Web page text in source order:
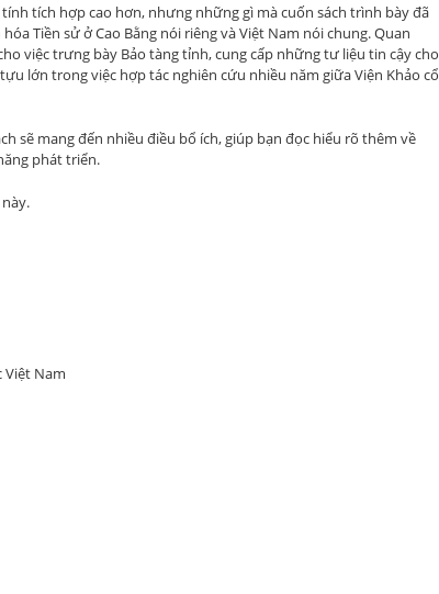
tích hợp cao hơn, nhưng những gì mà cuốn sách trình bày đã
Tiền sử ở Cao Bằng nói riêng và Việt Nam nói chung. Quan
việc trưng bày Bảo tàng tỉnh, cung cấp những tư liệu tin cậy cho
lớn trong việc hợp tác nghiên cứu nhiều năm giữa Viện Khảo cổ
sẽ mang đến nhiều điều bổ ích, giúp bạn đọc hiểu rõ thêm về
phát triển.
Nam